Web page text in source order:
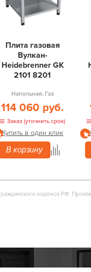
Плита газовая
Вулкан-
Heidebrenner GK
2101 8201
Напольная; Газ
114 060 руб.
Заказ (уточнить срок)
Купить в один клик
В корзину
кодекса РФ.